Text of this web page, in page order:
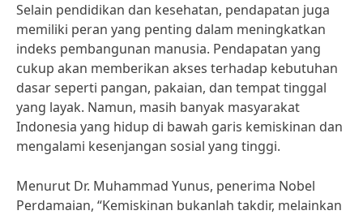
Selain pendidikan dan kesehatan, pendapatan juga
memiliki peran yang penting dalam meningkatkan
indeks pembangunan manusia. Pendapatan yang
cukup akan memberikan akses terhadap kebutuhan
dasar seperti pangan, pakaian, dan tempat tinggal
yang layak. Namun, masih banyak masyarakat
Indonesia yang hidup di bawah garis kemiskinan dan
mengalami kesenjangan sosial yang tinggi.
Menurut Dr. Muhammad Yunus, penerima Nobel
Perdamaian, “Kemiskinan bukanlah takdir, melainkan